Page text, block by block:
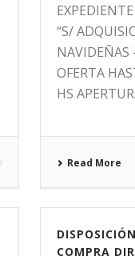
“S/
NAVIDEÑAS
OFERTA
HS
Read More
COMPRA